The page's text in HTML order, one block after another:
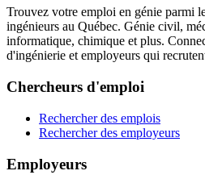
Trouvez votre emploi en génie parmi
ingénieurs au Québec. Génie civil,
informatique, chimique et plus.
d'ingénierie et employeurs qui
Chercheurs d'emploi
Rechercher des emplois
Rechercher des employeurs
Employeurs